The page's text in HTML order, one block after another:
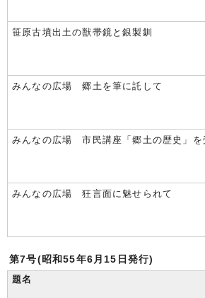
笹原古墳出土の獣帯鏡と銀製釧
みんなの広場 郷土を筆に託して
みんなの広場 市民講座「郷土の歴史」を
みんなの広場 狂言面に魅せられて
第7号(昭和55年6月15日発行)
題名